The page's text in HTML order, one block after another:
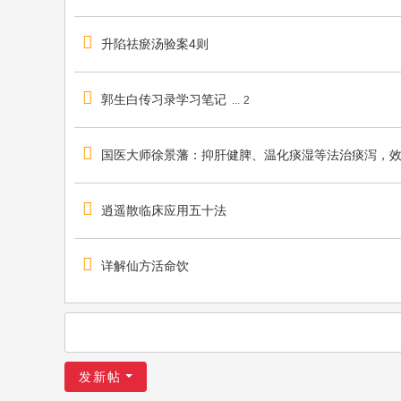
升陷祛瘀汤验案4则
郭生白传习录学习笔记 ... 2
国医大师徐景藩：抑肝健脾、温化痰湿等法治痰泻，
逍遥散临床应用五十法
详解仙方活命饮
发新帖